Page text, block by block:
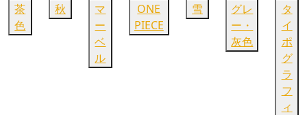
茶
色
秋
マ
ー
ベ
ル
ONE
PIECE
雪
グレ
ー・
灰色
タ
イ
ポ
グ
ラ
フ
ィ